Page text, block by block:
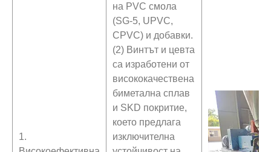
1.
на PVC смола
(SG-5, UPVC,
CPVC) и добавки.
(2) Винтът и цевта
са изработени от
висококачествена
биметална сплав
и SKD покритие,
което предлага
изключителна